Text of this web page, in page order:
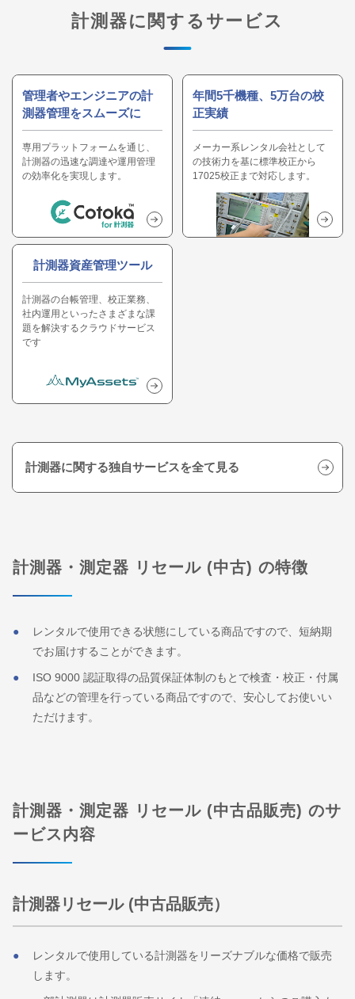
計測器に関するサービス
管理者やエンジニアの計
測器管理をスムーズに
専用プラットフォームを通じ、
計測器の迅速な調達や運用管理
の効率化を実現します。
年間5千機種、5万台の校
正実績
メーカー系レンタル会社として
の技術力を基に標準校正から
17025校正まで対応します。
計測器資産管理ツール
計測器の台帳管理、校正業務、
社内運用といったさまざまな課
題を解決するクラウドサービス
です
計測器に関する独自サービスを全て見る
計測器・測定器 リセール (中古) の特徴
レンタルで使用できる状態にしている商品ですので、短納期
でお届けすることができます。
ISO 9000 認証取得の品質保証体制のもとで検査・校正・付属
品などの管理を行っている商品ですので、安心してお使いい
ただけます。
計測器・測定器 リセール (中古品販売) のサ
ービス内容
計測器リセール (中古品販売）
レンタルで使用している計測器をリーズナブルな価格で販売
します。